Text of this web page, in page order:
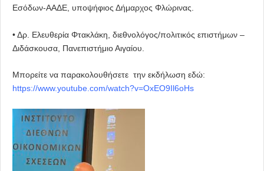
Εσόδων-ΑΑΔΕ, υποψήφιος Δήμαρχος Φλώρινας.
• Δρ. Ελευθερία Φτακλάκη, διεθνολόγος/πολιτικός επιστήμων –
Διδάσκουσα, Πανεπιστήμιο Αιγαίου.
Μπορείτε να παρακολουθήσετε την εκδήλωση εδώ:
https://www.youtube.com/watch?v=OxEO9Il6oHs